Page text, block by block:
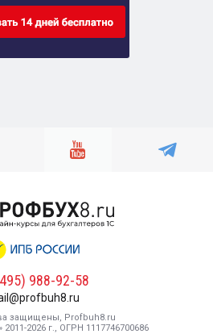
988-92-58
защищены, Profbuh8.ru
2026 г., ОГРН 1117746700686